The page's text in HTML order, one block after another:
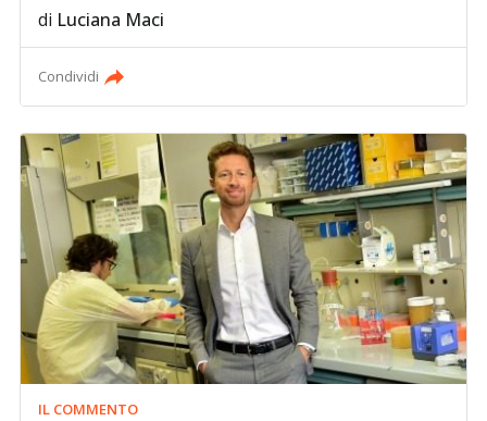
di Luciana Maci
Condividi
IL COMMENTO